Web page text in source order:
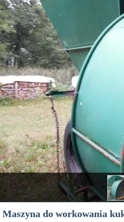
Maszyna do workowania